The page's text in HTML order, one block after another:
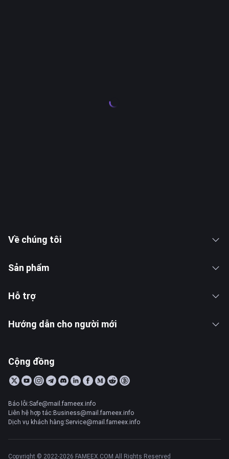
Về chúng tôi
Sản phẩm
Hỗ trợ
Hướng dẫn cho người mới
Cộng đồng
Báo lỗi:Safe@mail.fameex.info
Liên hệ hợp tác:Business@mail.fameex.info
Dịch vụ khách hàng:Service@mail.fameex.info
Copyright © 2022-2026 FAMEEX.COM All Rights Reserved